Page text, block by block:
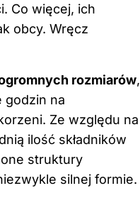
Co więcej, ich
obcy. Wręcz
rozmiarów,
godzin na
Ze względu na
ilość składników
struktury
silnej formie.